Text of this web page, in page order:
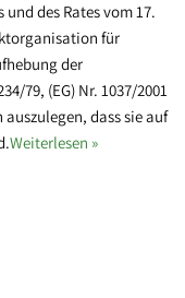
des Rates vom 17.
für
der
79, (EG) Nr. 1037/2001
auszulegen, dass sie auf
Weiterlesen »